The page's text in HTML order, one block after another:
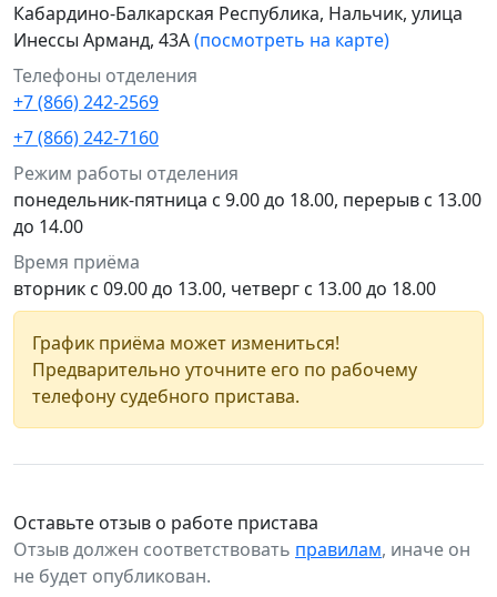
Кабардино-Балкарская Республика, Нальчик, улица
Инессы Арманд, 43А(посмотреть на карте)
Телефоны отделения
+7 (866) 242-2569
+7 (866) 242-7160
Режим работы отделения
понедельник-пятница с 9.00 до 18.00, перерыв с 13.00
до 14.00
Время приёма
вторник с 09.00 до 13.00, четверг с 13.00 до 18.00
График приёма может измениться!
Предварительно уточните его по рабочему
телефону судебного пристава.
Оставьте отзыв о работе пристава
Отзыв должен соответствовать правилам, иначе он
не будет опубликован.